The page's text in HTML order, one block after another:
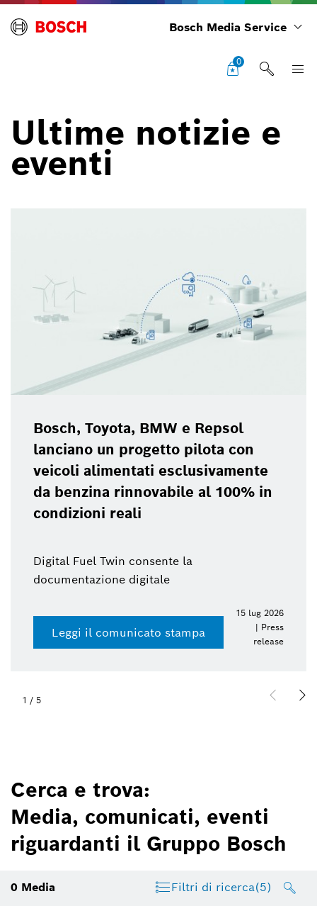
Bosch Media Service
0
Ultime notizie e
eventi
Bosch, Toyota, BMW e Repsol
lanciano un progetto pilota con
veicoli alimentati esclusivamente
da benzina rinnovabile al 100% in
condizioni reali
Digital Fuel Twin consente la
documentazione digitale
Leggi il comunicato stampa
15 lug 2026
| Press
release
1 / 5
Cerca e trova:
Media, comunicati, eventi
riguardanti il Gruppo Bosch
0 Media Filtri di ricerca(5)